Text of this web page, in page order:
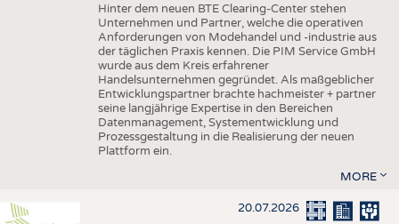
Hinter dem neuen BTE Clearing-Center stehen
Unternehmen und Partner, welche die operativen
Anforderungen von Modehandel und -industrie aus
der täglichen Praxis kennen. Die PIM Service GmbH
wurde aus dem Kreis erfahrener
Handelsunternehmen gegründet. Als maßgeblicher
Entwicklungspartner brachte hachmeister + partner
seine langjährige Expertise in den Bereichen
Datenmanagement, Systementwicklung und
Prozessgestaltung in die Realisierung der neuen
Plattform ein.
MORE
20.07.2026